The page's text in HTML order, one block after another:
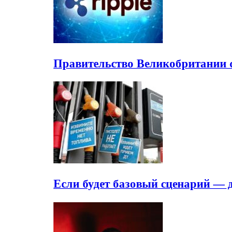
Правительство
Если будет базовый сценарий